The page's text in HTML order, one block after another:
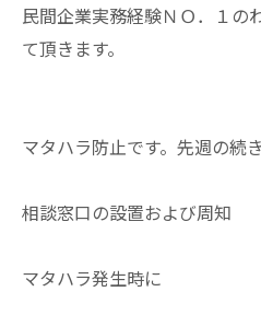
民間企業実務経験ＮＯ．１の
て頂きます。
マタハラ防止です。先週の続き
相談窓口の設置および周知
マタハラ発生時に